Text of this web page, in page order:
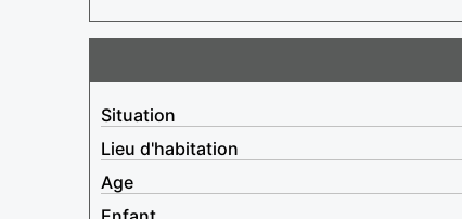
Situation
Lieu d'habitation
Age